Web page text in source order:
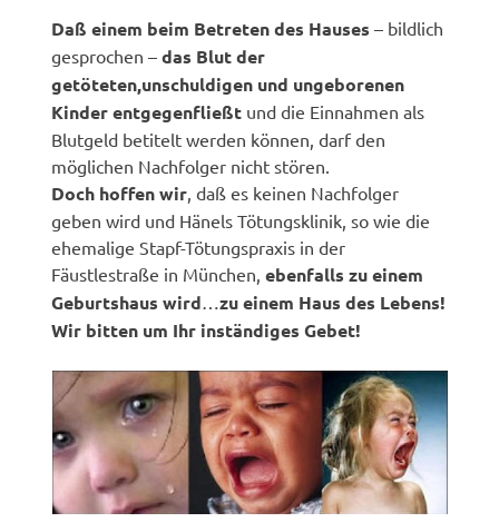
Daß einem beim Betreten des Hauses– bildlich
gesprochen – das Blut der
getöteten,unschuldigen und ungeborenen
Kinder entgegenfließt und die Einnahmen als
Blutgeld betitelt werden können, darf den
möglichen Nachfolger nicht stören.
Doch hoffen wir , daß es keinen Nachfolger
geben wird und Hänels Tötungsklinik, so wie die
ehemalige Stapf-Tötungspraxis in der
Fäustlestraße in München,ebenfalls zu einem
Geburtshaus wird …zu einem Haus des Lebens!
Wir bitten um Ihr inständiges Gebet!